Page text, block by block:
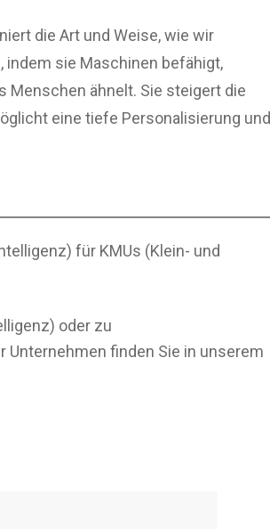
die Art und Weise, wie wir
indem sie Maschinen befähigt,
Menschen ähnelt. Sie steigert die
eine tiefe Personalisierung und
für KMUs (Klein- und
oder zu
Unternehmen finden Sie in unserem